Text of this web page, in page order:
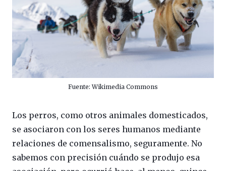
Fuente: Wikimedia Commons
Los perros, como otros animales domesticados,
se asociaron con los seres humanos mediante
relaciones de comensalismo, seguramente. No
sabemos con precisión cuándo se produjo esa